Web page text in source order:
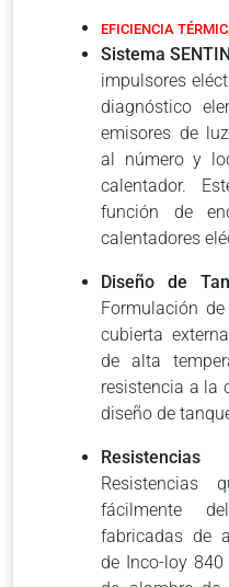
EFICIENCIA
Sistema
impulsores
diagnóstico
emisores de
al número y
calentador.
función de
calentadores
Diseño de
Formulación
cubierta
de alta
resistencia a la
diseño de
Resistencias
Resistencias
fácilmente
fabricadas de
de Inco-loy